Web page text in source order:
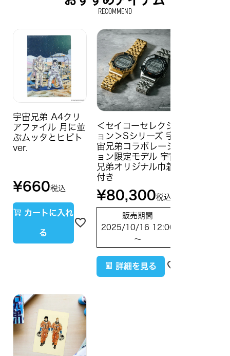
RECOMMEND
宇宙兄弟 A4クリ
アファイル 月に並
ぶムッタとヒビト
ver.
¥660税込
カートに入れ
る
＜セイコーセレクシ
ョン＞Sシリーズ 宇
宙兄弟コラボレーシ
ョン限定モデル 宇宙
兄弟オリジナル巾着
付き
¥80,300税込
販売期間
2025/10/16 12:00
〜
詳細を見る